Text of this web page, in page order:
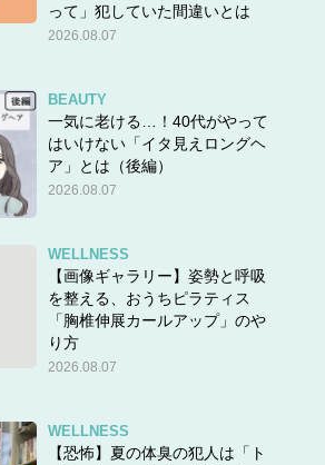
って」犯していた間違いとは
2026.08.07
BEAUTY
一気に老ける…！40代がやって
はいけない「イタ見えロングヘ
ア」とは（後編）
2026.08.07
WELLNESS
【画像ギャラリー】姿勢と呼吸
を整える、おうちピラティス
「胸椎伸展カールアップ」のや
り方
2026.08.07
WELLNESS
【恐怖】夏の体臭の犯人は「ト